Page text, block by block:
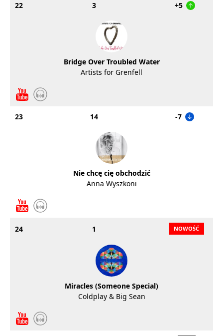
22 3 +5
Bridge Over Troubled Water
Artists for Grenfell
23 14 -7
Nie chcę cię obchodzić
Anna Wyszkoni
24 1
Miracles (Someone Special)
Coldplay & Big Sean